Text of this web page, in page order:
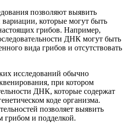
позволяют выявить
которые могут быть
грибов. Например,
ДНК могут быть
вида грибов и отсутствовать
исследований обычно
при котором
ДНК, которые содержат
коде организма.
позволяет выявить
грибом и подделкой.